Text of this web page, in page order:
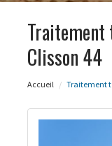
Clisson 44
Accueil Traitement